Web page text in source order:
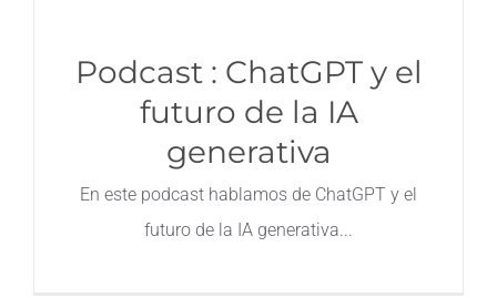
Podcast : ChatGPT y el
futuro de la IA
generativa
En este podcast hablamos de ChatGPT y el
futuro de la IA generativa